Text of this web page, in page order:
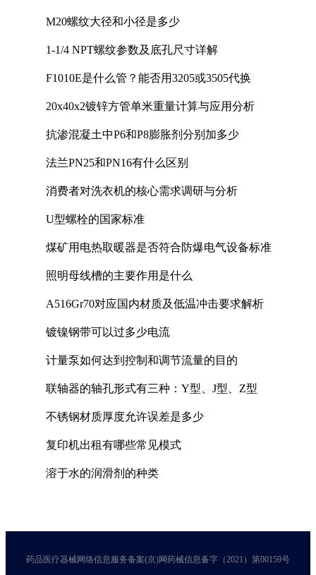
M20螺纹大径和小径是多少
1-1/4 NPT螺纹参数及底孔尺寸详解
F1010E是什么管？能否用3205或3505代换
20x40x2镀锌方管单米重量计算与应用分析
抗渗混凝土中P6和P8膨胀剂分别加多少
法兰PN25和PN16有什么区别
消费者对洗衣机的核心需求调研与分析
U型螺栓的国家标准
煤矿用电热取暖器是否符合防爆电气设备标准
照明母线槽的主要作用是什么
A516Gr70对应国内材质及低温冲击要求解析
镀镍钢带可以过多少电流
计量泵如何达到控制和调节流量的目的
联轴器的轴孔形式有三种：Y型、J型、Z型
不锈钢材质厚度允许误差是多少
复印机出租有哪些常见模式
溶于水的润滑剂的种类
药品医疗器械网络信息服务备案(京)网药械信息备字（2021）第00159号